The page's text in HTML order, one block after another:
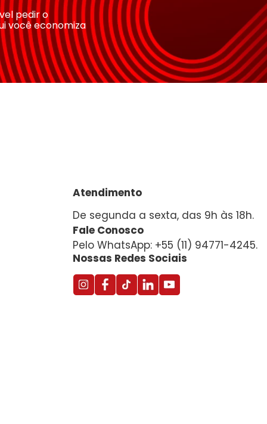
pedir o
você economiza
Atendimento
De segunda a sexta, das 9h às 18h.
Fale Conosco
Pelo WhatsApp: +55 (11) 94771-4245.
Nossas Redes Sociais